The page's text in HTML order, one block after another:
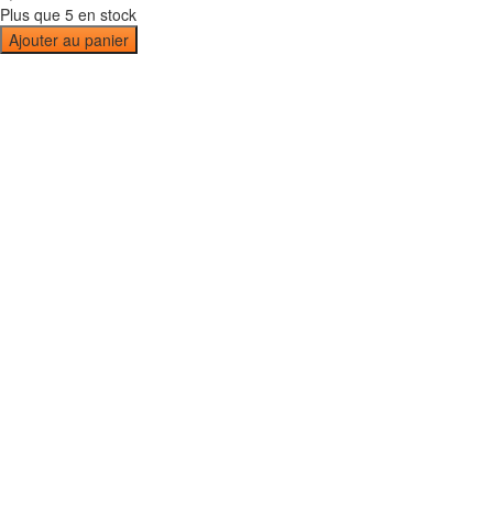
Plus que 5 en stock
Ajouter au panier